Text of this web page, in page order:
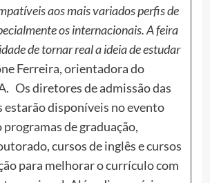
aos mais variados perfis de
os internacionais. A feira
de tornar real a ideia de estudar
Ferreira, orientadora do
Os diretores de admissão das
estarão disponíveis no evento
de graduação,
cursos de inglês e cursos
para melhorar o currículo com